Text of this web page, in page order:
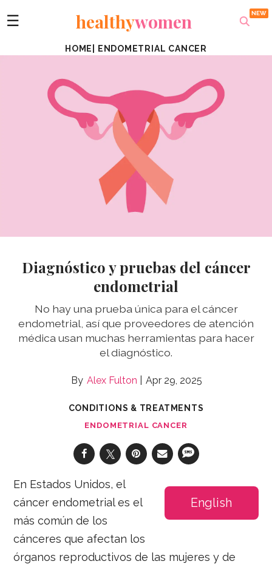
☰ healthywomen
HOME ENDOMETRIAL CANCER
Diagnóstico y pruebas del cáncer
endometrial
No hay una prueba única para el cáncer
endometrial, así que proveedores de atención
médica usan muchas herramientas para hacer
el diagnóstico.
Alex Fulton Apr 29, 2025
CONDITIONS & TREATMENTS
ENDOMETRIAL CANCER
English
En Estados Unidos, el
cáncer endometrial es el
más común de los
cánceres que afectan los
órganos reproductivos de las mujeres y de